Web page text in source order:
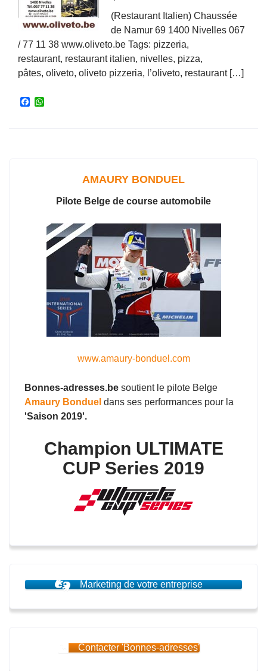
(Restaurant Italien) Chaussée
de Namur 69 1400 Nivelles 067
/ 77 11 38 www.oliveto.be Tags: pizzeria,
restaurant, restaurant italien, nivelles, pizza,
pâtes, oliveto, oliveto pizzeria, l’oliveto, restaurant […]
F
AMAURY BONDUEL
Pilote Belge de course automobile
www.amaury-bonduel.com
Bonnes-adresses.be soutient le pilote Belge
Amaury Bonduel dans ses performances pour la
'Saison 2019'.
Champion ULTIMATE
CUP Series 2019
Marketing de votre entreprise
Contacter 'Bonnes-adresses'